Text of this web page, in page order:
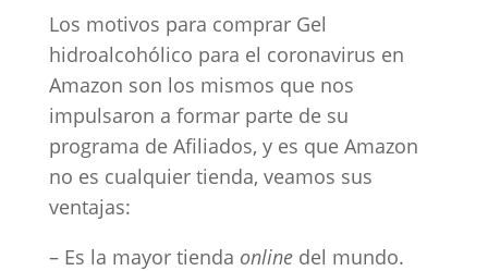
Los motivos para comprar Gel
hidroalcohólico para el coronavirus en
Amazon son los mismos que nos
impulsaron a formar parte de su
programa de Afiliados, y es que Amazon
no es cualquier tienda, veamos sus
ventajas:
– Es la mayor tienda onlinedel mundo.